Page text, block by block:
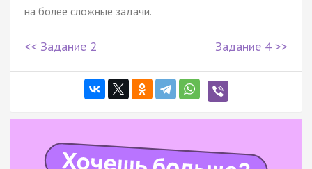
на более сложные задачи.
<< Задание 2 Задание 4 >>